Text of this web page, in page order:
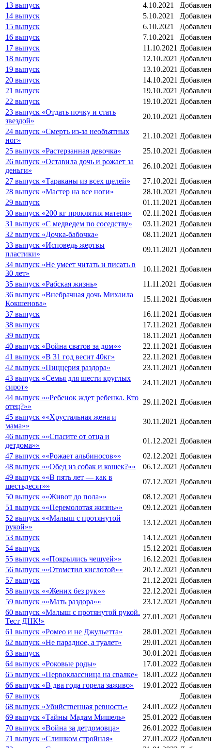
13 выпуск
4.10.2021
Добавлен
14 выпуск
5.10.2021
Добавлен
15 выпуск
6.10.2021
Добавлен
16 выпуск
7.10.2021
Добавлен
17 выпуск
11.10.2021 Добавлен
18 выпуск
12.10.2021 Добавлен
19 выпуск
13.10.2021 Добавлен
20 выпуск
14.10.2021 Добавлен
21 выпуск
19.10.2021 Добавлен
22 выпуск
19.10.2021 Добавлен
23 выпуск «Отдать почку и стать
звездой»
20.10.2021 Добавлен
24 выпуск «Смерть из-за необъятных
ног»
21.10.2021 Добавлен
25 выпуск «Растерзанная девочка»
25.10.2021 Добавлен
26 выпуск «Оставила дочь и рожает за
деньги»
26.10.2021 Добавлен
27 выпуск «Тараканы из всех щелей»
27.10.2021 Добавлен
28 выпуск «Мастер на все ноги»
28.10.2021 Добавлен
29 выпуск
01.11.2021 Добавлен
30 выпуск «200 кг проклятия матери»
02.11.2021 Добавлен
31 выпуск «С медведем по соседству»
03.11.2021 Добавлен
32 выпуск «Дочка-бабочка»
08.11.2021 Добавлен
33 выпуск «Исповедь жертвы
пластики»
09.11.2021 Добавлен
34 выпуск «Не умеет читать и писать в
30 лет»
10.11.2021 Добавлен
35 выпуск «Рабская жизнь»
11.11.2021 Добавлен
36 выпуск «Внебрачная дочь Михаила
Кокшенова»
15.11.2021 Добавлен
37 выпуск
16.11.2021 Добавлен
38 выпуск
17.11.2021 Добавлен
39 выпуск
18.11.2021 Добавлен
40 выпуск «Война сватов за дом»»
22.11.2021 Добавлен
41 выпуск «В 31 год весит 40кг»
22.11.2021 Добавлен
42 выпуск «Пиццерия раздора»
23.11.2021 Добавлен
43 выпуск «Семья для шести круглых
сирот»
24.11.2021 Добавлен
44 выпуск ««Ребенок ждет ребенка. Кто
отец?»»
29.11.2021 Добавлен
45 выпуск ««Хрустальная жена и
мама»»
30.11.2021 Добавлен
46 выпуск ««Спасите от отца и
детдома»»
01.12.2021 Добавлен
47 выпуск ««Рожает альбиносов»»
02.12.2021 Добавлен
48 выпуск ««Обед из собак и кошек?»»
06.12.2021 Добавлен
49 выпуск ««В пять лет — как в
шестьдесят»»
07.12.2021 Добавлен
50 выпуск ««Живот до пола»»
08.12.2021 Добавлен
51 выпуск ««Перемолотая жизнь»»
09.12.2021 Добавлен
52 выпуск ««Малыш с протянутой
рукой»»
13.12.2021 Добавлен
53 выпуск
14.12.2021 Добавлен
54 выпуск
15.12.2021 Добавлен
55 выпуск ««Покрылись чешуей»»
16.12.2021 Добавлен
56 выпуск ««Отомстил кислотой»»
20.12.2021 Добавлен
57 выпуск
21.12.2021 Добавлен
58 выпуск ««Жених без рук»»
22.12.2021 Добавлен
59 выпуск ««Мать раздора»»
23.12.2021 Добавлен
60 выпуск «Малыш с протянутой рукой.
Тест ДНК!»
27.01.2021 Добавлен
61 выпуск «Ромео и не Джульетта»
28.01.2021 Добавлен
62 выпуск «Не парадное, а туалет»
29.01.2021 Добавлен
63 выпуск
30.01.2021 Добавлен
64 выпуск «Роковые роды»
17.01.2022 Добавлен
65 выпуск «Первоклассница на свалке»
18.01.2022 Добавлен
66 выпуск «В два года горела заживо»
19.01.2022 Добавлен
67 выпуск
Добавлен
68 выпуск «Убийственная ревность»
24.01.2022 Добавлен
69 выпуск «Тайны Мадам Мишель»
25.01.2022 Добавлен
70 выпуск «Война за детдомовца»
26.01.2022 Добавлен
71 выпуск «Слишком стройная»
27.01.2022 Добавлен